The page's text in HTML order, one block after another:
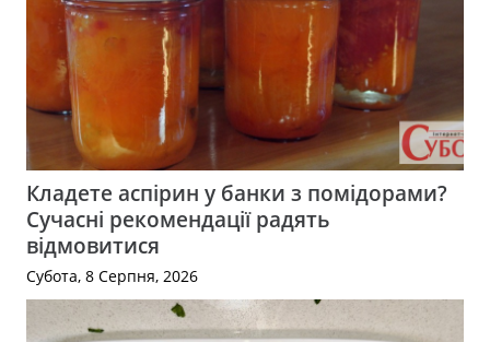
Кладете аспірин у банки з помідорами?
Сучасні рекомендації радять
відмовитися
Субота, 8 Серпня, 2026